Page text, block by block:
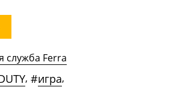
служба Ferra
, #игра,